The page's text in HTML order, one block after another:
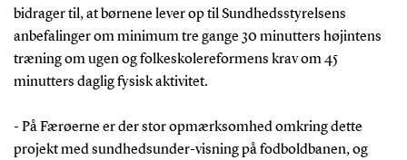
bidrager til, at børnene lever op til Sundhedsstyrelsens
anbefalinger om minimum tre gange 30 minutters højintens
træning om ugen og folkeskolereformens krav om 45
minutters daglig fysisk aktivitet.
- På Færøerne er der stor opmærksomhed omkring dette
projekt med sundhedsunder-visning på fodboldbanen, og